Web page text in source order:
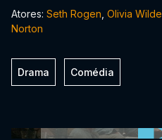
Atores: Seth Rogen Olivia Wilde
Norton
Drama Comédia